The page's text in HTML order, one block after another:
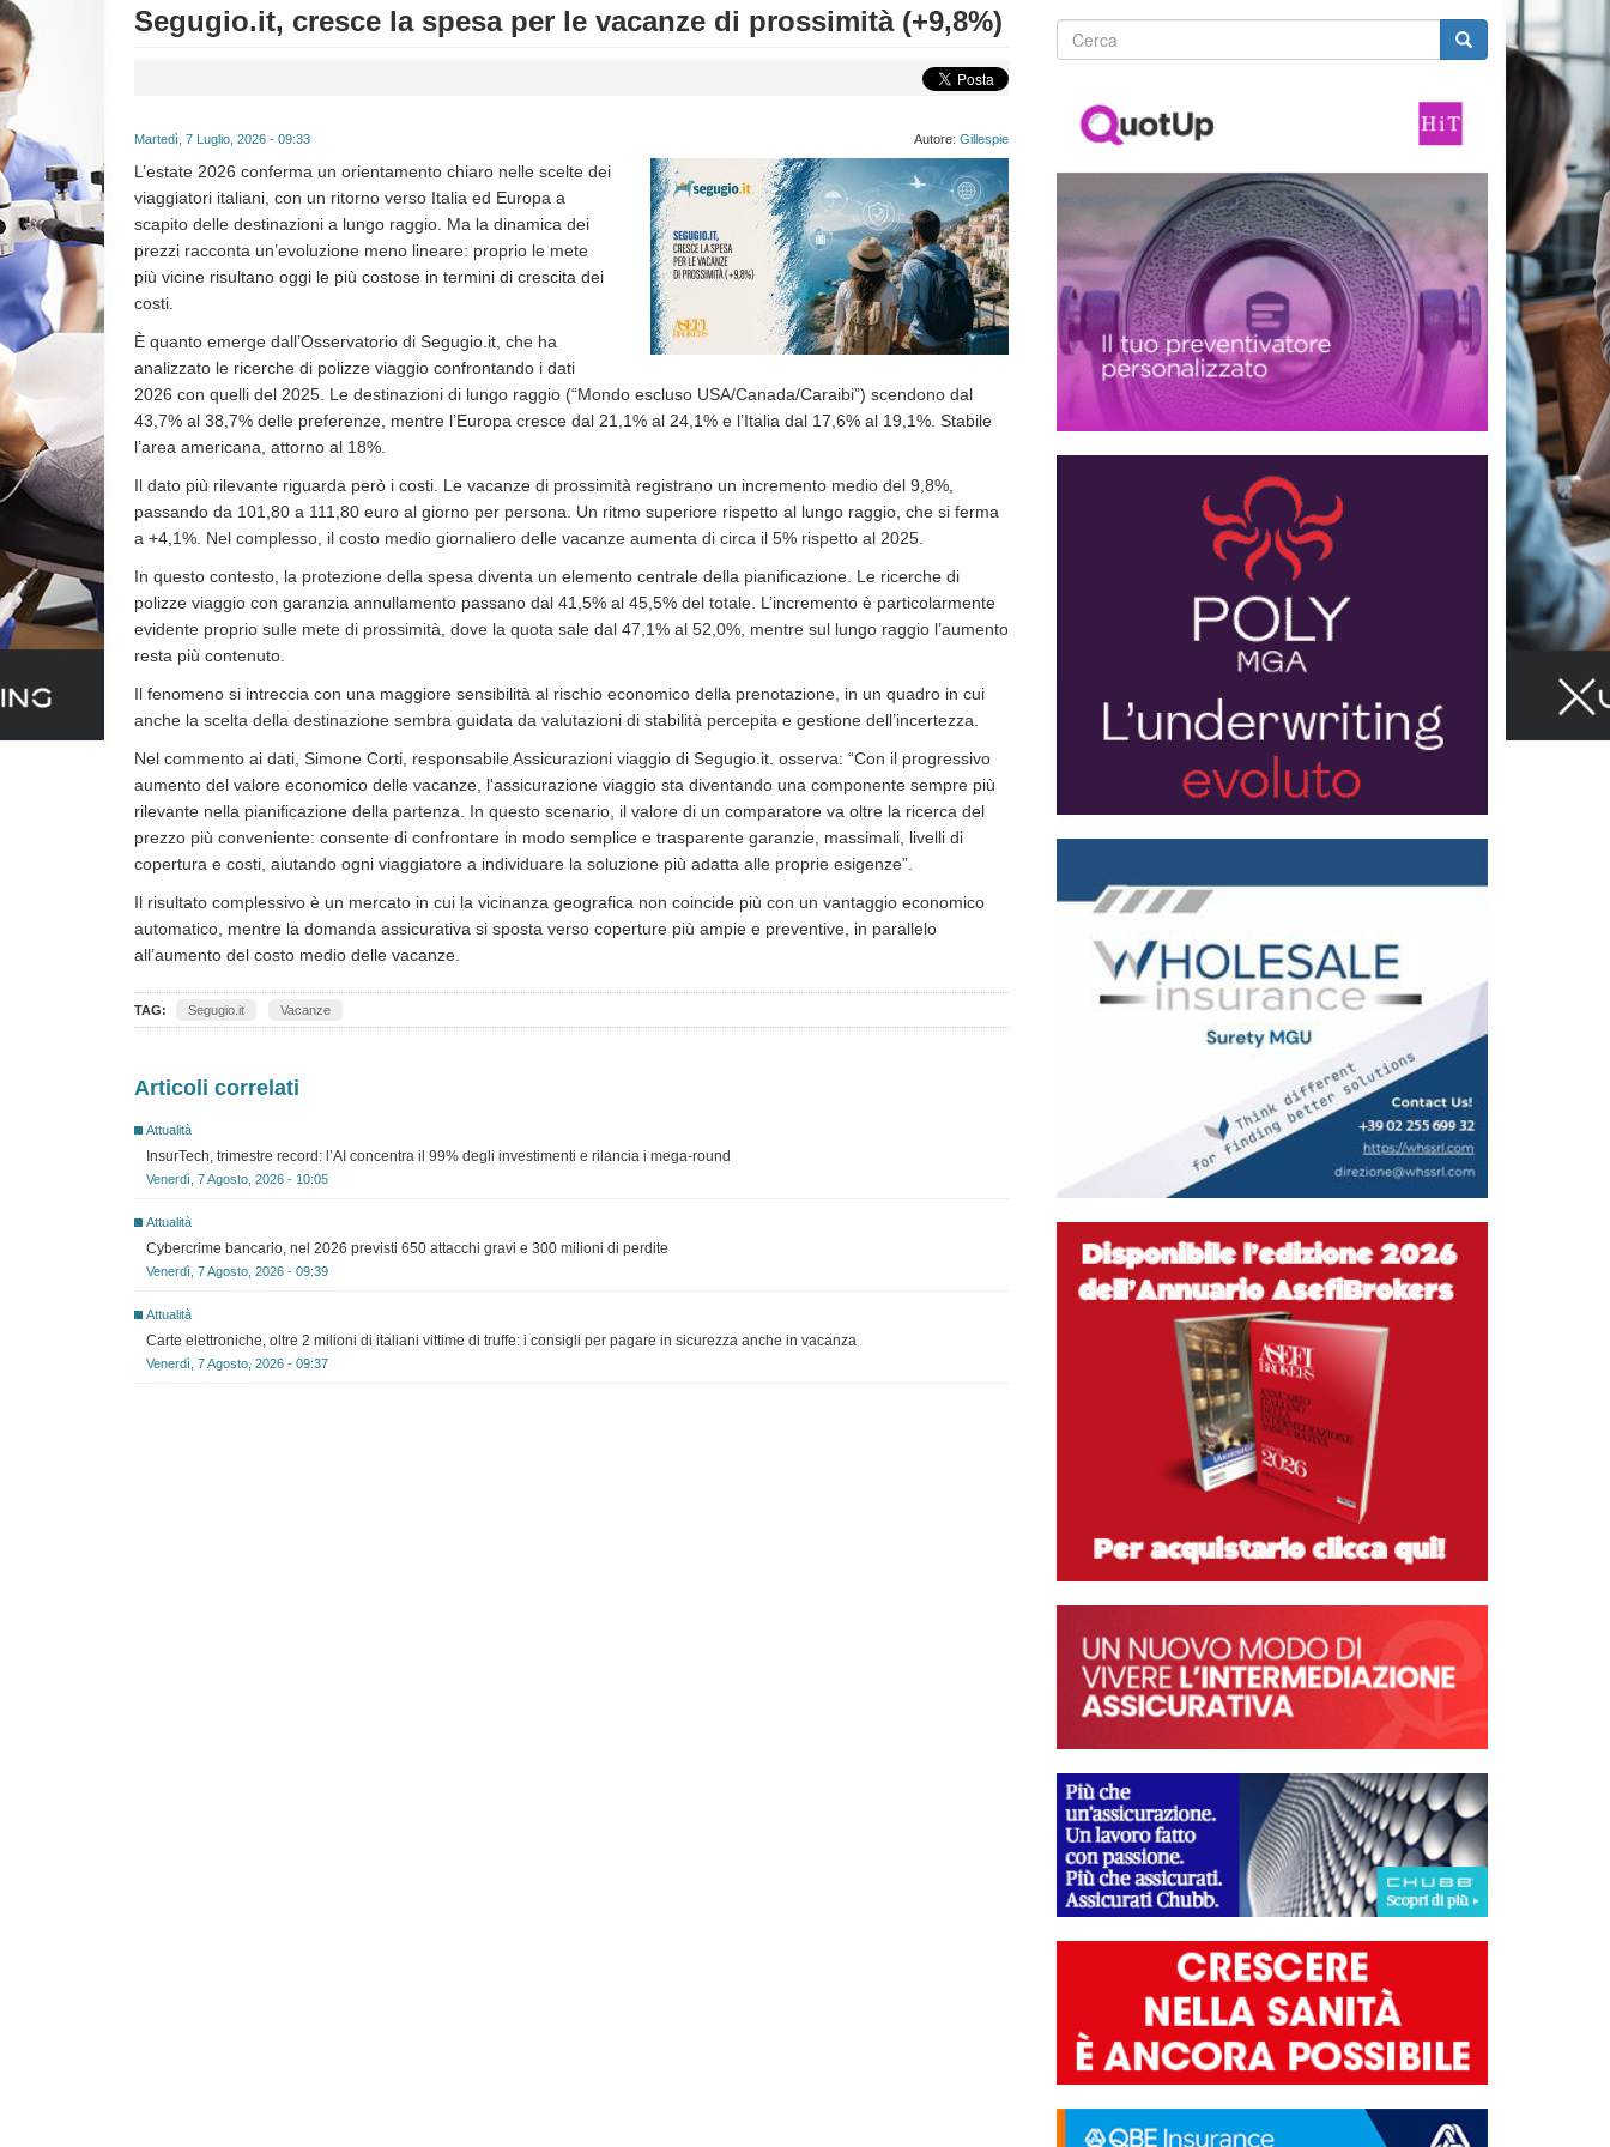
Segugio.it, cresce la spesa per le vacanze di prossimità (+9,8%)
Martedì, 7 Luglio, 2026 - 09:33 Autore: Gillespie
L’estate 2026 conferma un orientamento chiaro nelle scelte dei
viaggiatori italiani, con un ritorno verso Italia ed Europa a
scapito delle destinazioni a lungo raggio. Ma la dinamica dei
prezzi racconta un’evoluzione meno lineare: proprio le mete
più vicine risultano oggi le più costose in termini di crescita dei
costi.
È quanto emerge dall’Osservatorio di Segugio.it, che ha
analizzato le ricerche di polizze viaggio confrontando i dati
2026 con quelli del 2025. Le destinazioni di lungo raggio (“Mondo escluso USA/Canada/Caraibi”) scendono dal
43,7% al 38,7% delle preferenze, mentre l’Europa cresce dal 21,1% al 24,1% e l’Italia dal 17,6% al 19,1%. Stabile
l’area americana, attorno al 18%.
Il dato più rilevante riguarda però i costi. Le vacanze di prossimità registrano un incremento medio del 9,8%,
passando da 101,80 a 111,80 euro al giorno per persona. Un ritmo superiore rispetto al lungo raggio, che si ferma
a +4,1%. Nel complesso, il costo medio giornaliero delle vacanze aumenta di circa il 5% rispetto al 2025.
In questo contesto, la protezione della spesa diventa un elemento centrale della pianificazione. Le ricerche di
polizze viaggio con garanzia annullamento passano dal 41,5% al 45,5% del totale. L’incremento è particolarmente
evidente proprio sulle mete di prossimità, dove la quota sale dal 47,1% al 52,0%, mentre sul lungo raggio l’aumento
resta più contenuto.
Il fenomeno si intreccia con una maggiore sensibilità al rischio economico della prenotazione, in un quadro in cui
anche la scelta della destinazione sembra guidata da valutazioni di stabilità percepita e gestione dell’incertezza.
Nel commento ai dati, Simone Corti, responsabile Assicurazioni viaggio di Segugio.it. osserva: “Con il progressivo
aumento del valore economico delle vacanze, l'assicurazione viaggio sta diventando una componente sempre più
rilevante nella pianificazione della partenza. In questo scenario, il valore di un comparatore va oltre la ricerca del
prezzo più conveniente: consente di confrontare in modo semplice e trasparente garanzie, massimali, livelli di
copertura e costi, aiutando ogni viaggiatore a individuare la soluzione più adatta alle proprie esigenze”.
Il risultato complessivo è un mercato in cui la vicinanza geografica non coincide più con un vantaggio economico
automatico, mentre la domanda assicurativa si sposta verso coperture più ampie e preventive, in parallelo
all’aumento del costo medio delle vacanze.
TAG: Segugio.it Vacanze
Articoli correlati
Attualità
InsurTech, trimestre record: l’AI concentra il 99% degli investimenti e rilancia i mega-round
Venerdì, 7 Agosto, 2026 - 10:05
Attualità
Cybercrime bancario, nel 2026 previsti 650 attacchi gravi e 300 milioni di perdite
Venerdì, 7 Agosto, 2026 - 09:39
Attualità
Carte elettroniche, oltre 2 milioni di italiani vittime di truffe: i consigli per pagare in sicurezza anche in vacanza
Venerdì, 7 Agosto, 2026 - 09:37
Form
ricerca